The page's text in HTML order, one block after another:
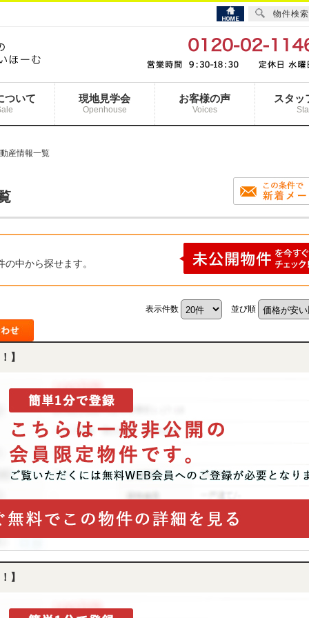
ついて 現地見学会
Openhouse
お客様の声
Voices
スタッ
産情報一覧
の中から探せます。
表示件数 並び順
】
】
物件検索